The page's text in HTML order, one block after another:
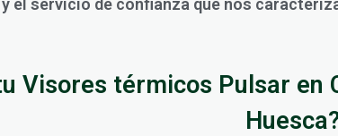
el servicio de confianza que nos
Visores térmicos Pulsar en